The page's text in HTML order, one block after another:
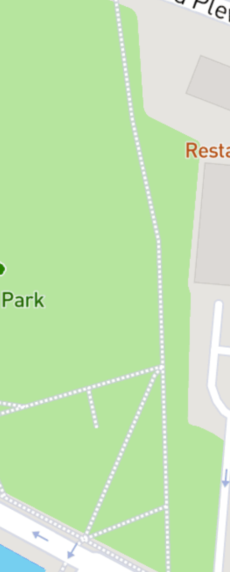
Judith State | Meg Giry: Alina
Cosmin Seleși /
Mr.
Ernest Fazekaș / Cătălin Petrescu |
Burlan
*Cu participarea Orchestrei, Corului și Baletului Operei Naționale
București
**Instituția își rezervă dreptul de a aduce modificări în distribuțiile
spectacolelor în cazul în care situația le impune.